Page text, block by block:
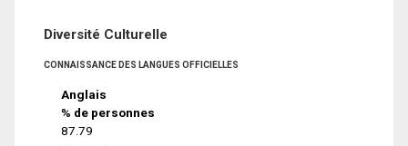
Diversité Culturelle
CONNAISSANCE DES LANGUES OFFICIELLES
Anglais
% de personnes
87.79